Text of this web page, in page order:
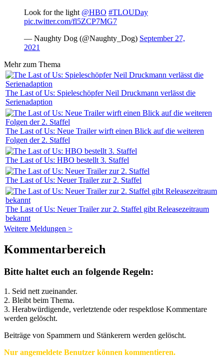
Look for the light @HBO #TLOUDay
pic.twitter.com/fl5ZCP7MG7
— Naughty Dog (@Naughty_Dog) September 27,
2021
Mehr zum Thema
The Last of Us: Spieleschöpfer Neil Druckmann verlässt die
Serienadaption
The Last of Us: Neue Trailer wirft einen Blick auf die weiteren
Folgen der 2. Staffel
The Last of Us: HBO bestellt 3. Staffel
The Last of Us: Neuer Trailer zur 2. Staffel
The Last of Us: Neuer Trailer zur 2. Staffel gibt Releasezeitraum
bekannt
Weitere Meldungen >
Kommentarbereich
Bitte haltet euch an folgende Regeln:
1. Seid nett zueinander.
2. Bleibt beim Thema.
3. Herabwürdigende, verletztende oder respektlose Kommentare
werden gelöscht.
Beiträge von Spammern und Stänkerern werden gelöscht.
Nur angemeldete Benutzer können kommentieren.